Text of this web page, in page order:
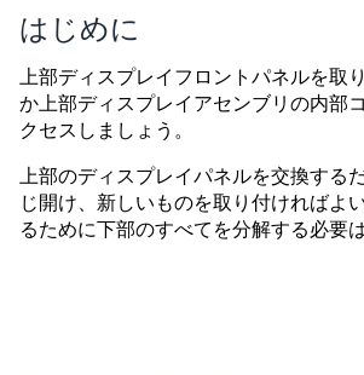
はじめに
上部ディスプレイフロントパネルを取
か上部ディスプレイアセンブリの内部
クセスしましょう。
上部のディスプレイパネルを交換する
じ開け、新しいものを取り付ければよ
るために下部のすべてを分解する必要